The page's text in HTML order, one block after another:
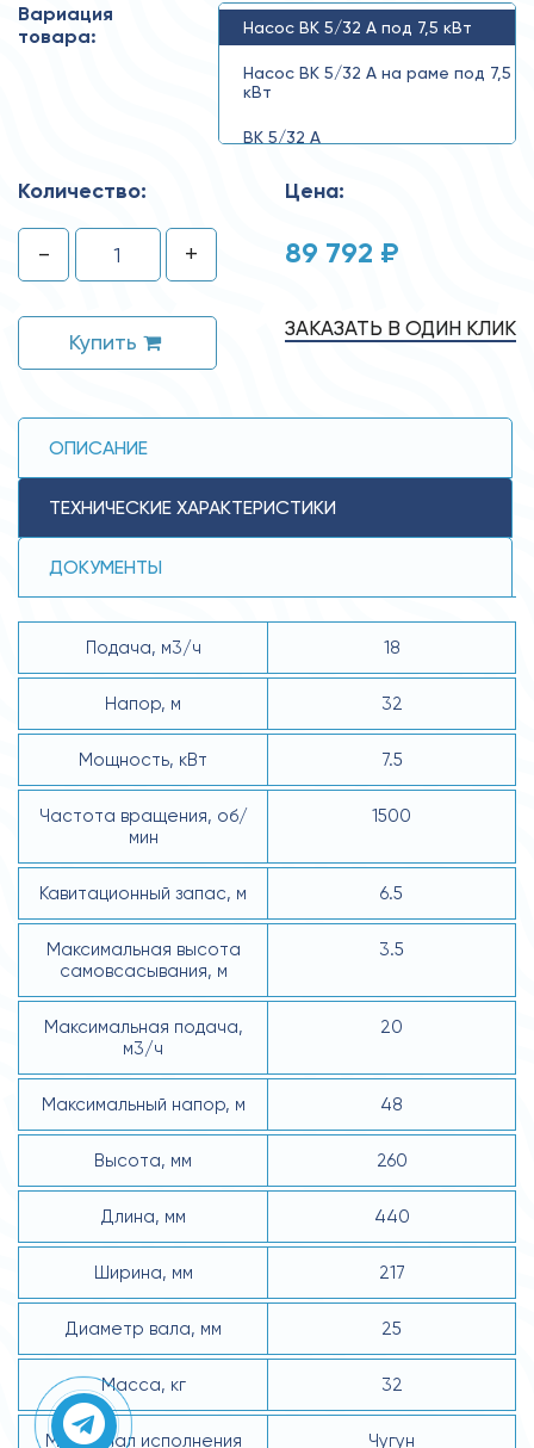
Вариация
товара:
Насос ВК 5/32 А под 7,5 кВт
Насос ВК 5/32 А на раме под 7,5
кВт
ВК 5/32 А
Количество:
- +
Купить
Цена:
89 792 ₽
ЗАКАЗАТЬ В ОДИН КЛИК
ОПИСАНИЕ
ТЕХНИЧЕСКИЕ ХАРАКТЕРИСТИКИ
ДОКУМЕНТЫ
Подача, м3/ч 18
Напор, м 32
Мощность, кВт 7.5
Частота вращения, об/
мин
1500
Кавитационный запас, м 6.5
Максимальная высота
самовсасывания, м
3.5
Максимальная подача,
м3/ч
20
Максимальный напор, м 48
Высота, мм 260
Длина, мм 440
Ширина, мм 217
Диаметр вала, мм 25
Масса, кг 32
Материал исполнения Чугун